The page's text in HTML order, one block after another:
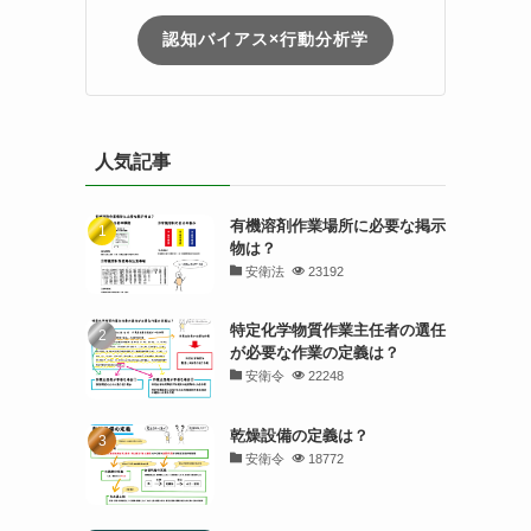
認知バイアス×行動分析学
人気記事
有機溶剤作業場所に必要な掲示
物は？
安衛法 23192
特定化学物質作業主任者の選任
が必要な作業の定義は？
安衛令 22248
乾燥設備の定義は？
安衛令 18772